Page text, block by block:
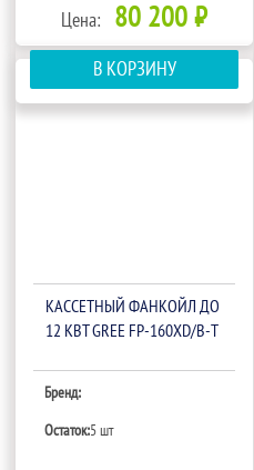
Цена: 80 200 ₽
В КОРЗИНУ
КАССЕТНЫЙ ФАНКОЙЛ ДО
12 КВТ GREE FP-160XD/B-T
Бренд:
Остаток:5 шт